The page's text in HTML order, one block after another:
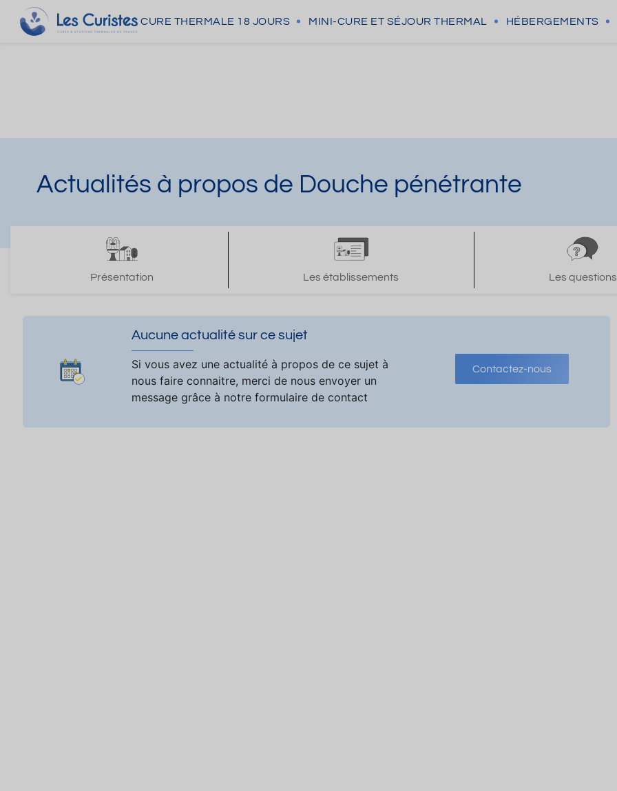
CURE THERMALE 18 JOURS MINI-CURE ET SÉJOUR THERMAL HÉBERGEMENTS
Actualités à propos de Douche pénétrante
Présentation Les établissements Les questions
Aucune actualité sur ce sujet
Si vous avez une actualité à propos de ce sujet à
nous faire connaitre, merci de nous envoyer un
message grâce à notre formulaire de contact
Contactez-nous